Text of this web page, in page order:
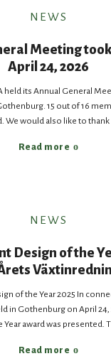
NEWS
Meeting
April 24, 2026
held its Annual General
15 out of 16
We would also like to thank
Read more
NEWS
Design of the
of the Year 2025 In
in Gothenburg on April 24,
award was presented.
Read more